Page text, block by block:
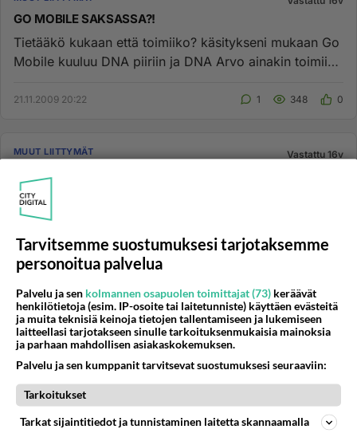
GO MOBILE SAKSASSA?!
Tietääkö kukaan että toimiiko? käsitykseni mukaan Go
Mobile kuuluu DNA piiriin ja DNA Arvo ainakin toimii
21.11.2009 20:22 1 348 0
MUUT LIITTYMÄT Vastattu 16v
estoon?
Elikkä vähän häiritseviä viestejä tuleee eräästä
takia viittis numero...
12.11.2009 19:07
MUUT LIITTYMÄT Vastattu 16v
Puhelinnumero salaiseksi
Tietääkö joku, miten saan puhelinnumeroni salaiseksi?
Siis sillä tavalla, ettei sitä saa mistään
numeropalvelusta....
05.11.2009 18:48 2 1501
Tarvitsemme suostumuksesi tarjotaksemme
personoitua palvelua
Palvelu ja sen kolmannen osapuolen toimittajat (73) keräävät
henkilötietoja (esim. IP-osoite tai laitetunniste) käyttäen evästeitä
ja muita teknisiä keinoja tietojen tallentamiseen ja lukemiseen
laitteellasi tarjotakseen sinulle tarkoituksenmukaisia mainoksia
ja parhaan mahdollisen asiakaskokemuksen.
Palvelu ja sen kumppanit tarvitsevat suostumuksesi seuraaviin:
Tarkoitukset
Tarkat sijaintitiedot ja tunnistaminen laitetta skannaamalla